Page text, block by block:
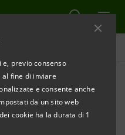
previo consenso
al fine di inviare
e consente anche
da un sito web
cookie ha la durata di 1